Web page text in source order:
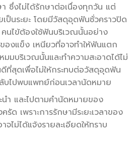
า ซึ่งไม่ได้รักษาต่อเนื่องทุกวัน แต่
ป็นระยะ โดยมีวัสดุอุดฟันชั่วคราวปิด
คนไข้ต้องใช้ฟันบริเวณนั้นอย่าง
ของแข็ง เหนียวที่อาจทำให้ฟันแตก
มบริเวณนั้นและทำความสะอาดได้ไม่
ที่สุดเพื่อไม่ให้กระทบต่อวัสดุอุดฟัน
บไปพบแพทย์ก่อนเวลานัดหมาย
ำ และไปตามคำนัดหมายของ
ด เพราะการรักษามีระยะเวลาของ
ไม่ได้แจ้งรายละเอียดให้ทราบ